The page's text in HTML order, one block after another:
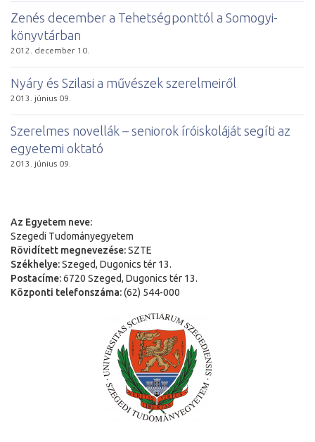
Zenés december a Tehetségponttól a Somogyi-
könyvtárban
2012. december 10.
Nyáry és Szilasi a művészek szerelmeiről
2013. június 09.
Szerelmes novellák – seniorok íróiskoláját segíti az
egyetemi oktató
2013. június 09.
Az Egyetem neve:
Szegedi Tudományegyetem
Rövidített megnevezése:SZTE
Székhelye:Szeged, Dugonics tér 13.
Postacíme:6720 Szeged, Dugonics tér 13.
Központi telefonszáma:(62) 544-000